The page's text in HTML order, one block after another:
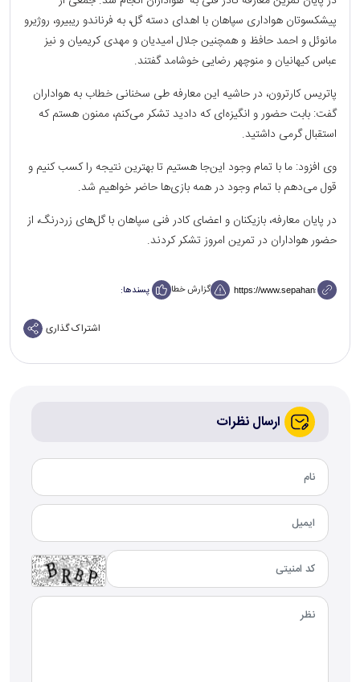
پیشکسوتان هواداری سپاهان با اهدای دسته گل، به فرناندو ریبیرو، روژیرو
مانوئل و احمد حافظ و همچنین جلال امیدیان و مهدی کریمیان و نیز
عباس کیهانیان و منوچهر رضایی خوشامد گفتند.
پاتریس کارترون، در حاشیه این معارفه طی سخنانی خطاب به هواداران
گفت: بابت حضور و انگیزه‌ای که دادید تشکر می‌کنم، ممنون هستم که
استقبال گرمی داشتید.
وی افزود: ما با تمام وجود این‌جا هستیم تا بهترین نتیجه را کسب کنیم و
قول می‌دهم با تمام وجود در همه بازی‌ها حاضر خواهیم شد.
در پایان معارفه، بازیکنان و اعضای کادر فنی سپاهان با گل‌های زردرنگ، از
حضور هواداران در تمرین امروز تشکر کردند.
گزارش خطا پسندها:
اشتراک گذاری
ارسال نظرات